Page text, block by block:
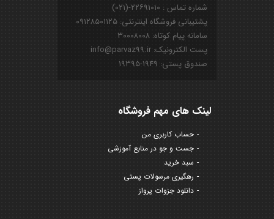
شماره تماس : ۲۲۶۹۱۰۱۰-(۰۲۱)
پشتیبانی فروشگاه اینترنتی: ۰۹۱۲۸۵۰۱۱۲۵
سامانه پیام کوتاه: ۳۰۰۰۸۰۰۸
پست الکترونیک: info@parvaz99.ir
صندوق پستی: ۱۹۴۹-۱۹۳۹۵
لینک های مهم فروشگاه
حساب کاربری من
جست و جو در منابع آموزشی
سبد خرید
رهگیری مرسولات پستی
دانلود جزوات پرواز